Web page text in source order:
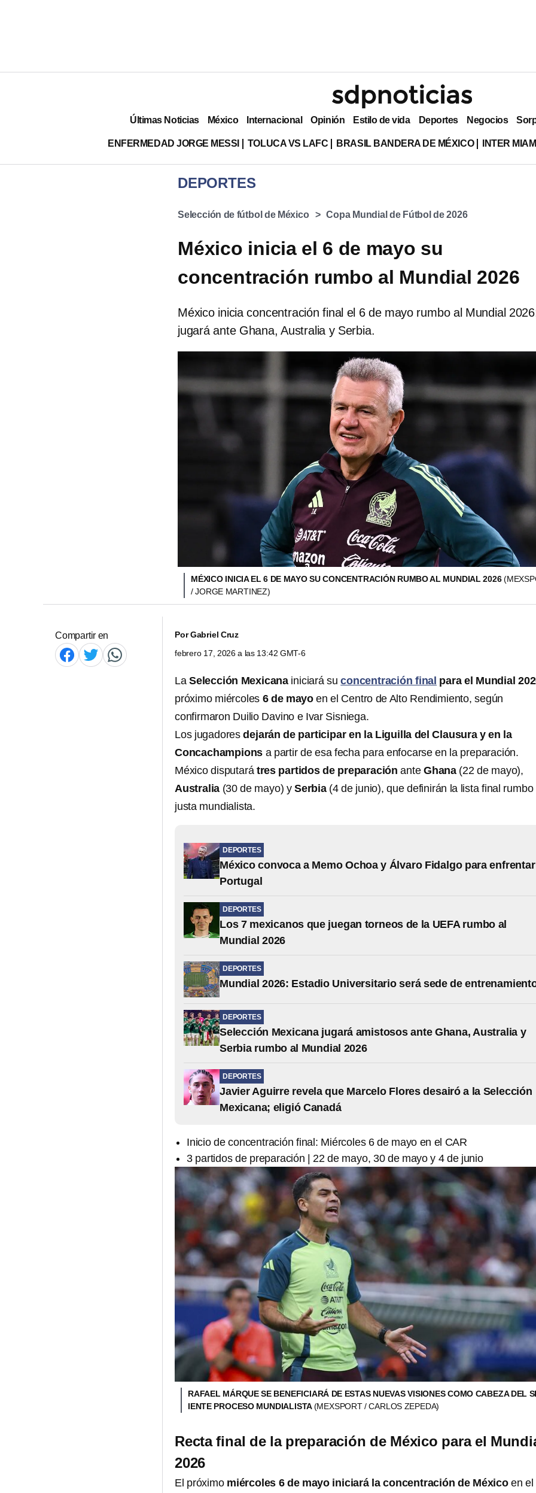
Últimas Noticias México Internacional Opinión Estilo de vida Deportes Negocios
ENFERMEDAD JORGE MESSI TOLUCA VS LAFC BRASIL BANDERA DE MÉXICO INTER
DEPORTES
Selección de fútbol de México Copa Mundial de Fútbol de 2026
México inicia el 6 de mayo su
concentración rumbo al Mundial 2026
México inicia concentración final el 6 de mayo rumbo al Mundial
jugará ante Ghana, Australia y Serbia.
MÉXICO INICIA EL 6 DE MAYO SU CONCENTRACIÓN RUMBO AL MUNDIAL 2026
/ JORGE MARTINEZ)
Compartir en PorGabriel Cruz
febrero 17, 2026 a las 13:42 GMT-6
La Selección Mexicana iniciará suconcentración final para el Mundial
próximo miércoles 6 de mayo en el Centro de Alto Rendimiento, según
confirmaron Duilio Davino e Ivar Sisniega.
Los jugadoresdejarán de participar en la Liguilla del Clausura y en la
Concachampions a partir de esa fecha para enfocarse en la preparación.
México disputará tres partidos de preparación anteGhana (22 de mayo),
Australia (30 de mayo) ySerbia(4 de junio), que definirán la lista final rumbo
justa mundialista.
DEPORTES
México convoca a Memo Ochoa y Álvaro Fidalgo para
Portugal
DEPORTES
Los 7 mexicanos que juegan torneos de la UEFA rumbo al
Mundial 2026
DEPORTES
Mundial 2026: Estadio Universitario será sede de
DEPORTES
Selección Mexicana jugará amistosos ante Ghana, Australia y
Serbia rumbo al Mundial 2026
DEPORTES
Javier Aguirre revela que Marcelo Flores desairó a la Selección
Mexicana; eligió Canadá
Inicio de concentración final: Miércoles 6 de mayo en el CAR
3 partidos de preparación | 22 de mayo, 30 de mayo y 4 de junio
RAFAEL MÁRQUE SE BENEFICIARÁ DE ESTAS NUEVAS VISIONES COMO CABEZA DEL
IENTE PROCESO MUNDIALISTA(MEXSPORT / CARLOS ZEPEDA)
Recta final de la preparación de México para el
2026
El próximo miércoles 6 de mayo iniciará la concentración de Méxicoen el